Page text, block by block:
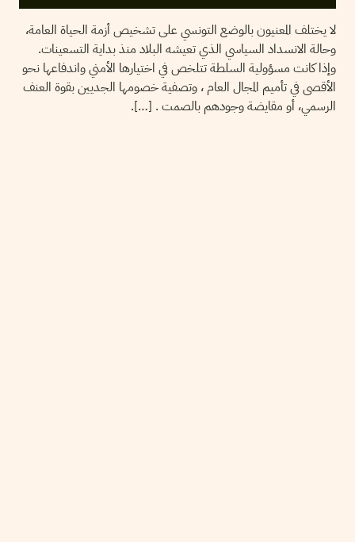
لا يختلف المعنيون بالوضع التونسي على تشخيص أزمة الحياة العامة،
وحالة الانسداد السياسي الذي تعيشه البلاد منذ بداية التسعينات.
وإذا كانت مسؤولية السلطة تتلخص في اختيارها الأمني واندفاعها نحو
الأقصى في تأميم المجال العام ، وتصفية خصومها الجديين بقوة العنف
الرسمي، أو مقايضة وجودهم بالصمت . […].